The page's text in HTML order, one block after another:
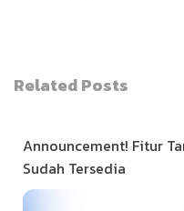
Related Posts
Announcement! Fitur
Sudah Tersedia